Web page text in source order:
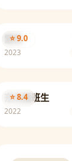
⭐ 9.0
繁花
2023
⭐ 8.4
东北插班生
2022